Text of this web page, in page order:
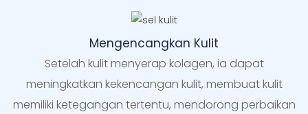
Mengencangkan Kulit
Setelah kulit menyerap kolagen, ia dapat
meningkatkan kekencangan kulit, membuat kulit
memiliki ketegangan tertentu, mendorong perbaikan